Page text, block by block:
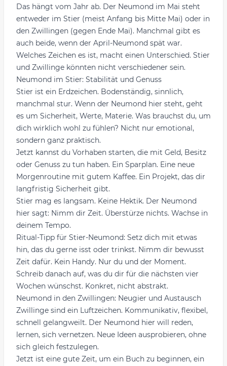
Das hängt vom Jahr ab. Der Neumond im Mai steht
entweder im Stier (meist Anfang bis Mitte Mai) oder in
den Zwillingen (gegen Ende Mai). Manchmal gibt es
auch beide, wenn der April-Neumond spät war.
Welches Zeichen es ist, macht einen Unterschied. Stier
und Zwillinge könnten nicht verschiedener sein.
Neumond im Stier: Stabilität und Genuss
Stier ist ein Erdzeichen. Bodenständig, sinnlich,
manchmal stur. Wenn der Neumond hier steht, geht
es um Sicherheit, Werte, Materie. Was brauchst du, um
dich wirklich wohl zu fühlen? Nicht nur emotional,
sondern ganz praktisch.
Jetzt kannst du Vorhaben starten, die mit Geld, Besitz
oder Genuss zu tun haben. Ein Sparplan. Eine neue
Morgenroutine mit gutem Kaffee. Ein Projekt, das dir
langfristig Sicherheit gibt.
Stier mag es langsam. Keine Hektik. Der Neumond
hier sagt: Nimm dir Zeit. Überstürze nichts. Wachse in
deinem Tempo.
Ritual-Tipp für Stier-Neumond: Setz dich mit etwas
hin, das du gerne isst oder trinkst. Nimm dir bewusst
Zeit dafür. Kein Handy. Nur du und der Moment.
Schreib danach auf, was du dir für die nächsten vier
Wochen wünschst. Konkret, nicht abstrakt.
Neumond in den Zwillingen: Neugier und Austausch
Zwillinge sind ein Luftzeichen. Kommunikativ, flexibel,
schnell gelangweilt. Der Neumond hier will reden,
lernen, sich vernetzen. Neue Ideen ausprobieren, ohne
sich gleich festzulegen.
Jetzt ist eine gute Zeit, um ein Buch zu beginnen, ein